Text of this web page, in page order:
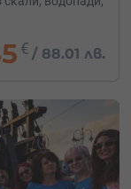
€ /88.01 лв.